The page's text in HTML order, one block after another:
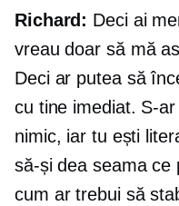
Richard: Deci ai
vreau doar să mă
Deci ar putea să
cu tine imediat. S-
nimic, iar tu ești
să-și dea seama ce
cum ar trebui să